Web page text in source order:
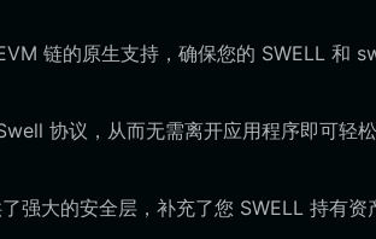
链的原生支持，确保您的 SWELL 和
协议，从而无需离开应用程序即可轻
强大的安全层，补充了您 SWELL 持有资